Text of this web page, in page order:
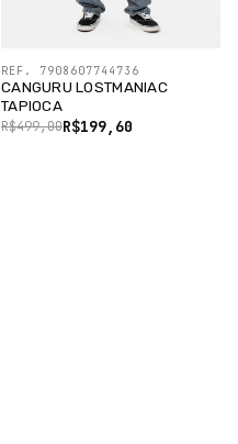
CANGURU LOSTMANIAC
TAPIOCA
R$199,60
R$499,00
REF. 7908607744736